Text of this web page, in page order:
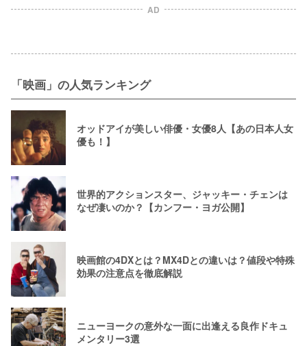
AD
「映画」の人気ランキング
オッドアイが美しい俳優・女優8人【あの日本人女
優も！】
世界的アクションスター、ジャッキー・チェンは
なぜ凄いのか？【カンフー・ヨガ公開】
映画館の4DXとは？MX4Dとの違いは？値段や特殊
効果の注意点を徹底解説
ニューヨークの意外な一面に出逢える良作ドキュ
メンタリー3選